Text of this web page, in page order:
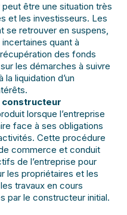
peut être une situation très
et les investisseurs. Les
se retrouver en suspens,
quant à
des fonds
les démarches à suivre
liquidation d’un
constructeur
lorsque l’entreprise
face à ses obligations
Cette procédure
commerce et conduit
de l’entreprise pour
les propriétaires et les
travaux en cours
par le constructeur initial.